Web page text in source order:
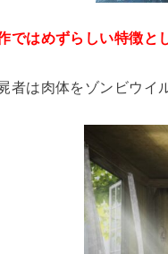
ではめずらしい特徴と
者は肉体をゾンビウイ